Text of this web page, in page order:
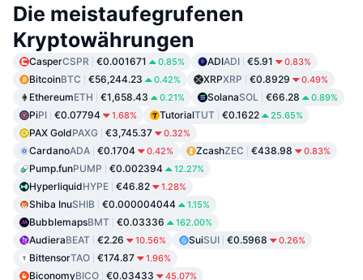
Die meistaufegrufenen
Kryptowährungen
CasperCSPR €0.001671 0.85% ADIADI €5.91 0.83%
BitcoinBTC €56,244.23 0.42% XRPXRP €0.8929 0.49%
EthereumETH €1,658.43 0.21% SolanaSOL €66.28 0.89%
PiPI €0.07794 1.68% TutorialTUT €0.1622 25.65%
PAX GoldPAXG €3,745.37 0.32%
CardanoADA €0.1704 0.42% ZcashZEC €438.98 0.83%
Pump.funPUMP €0.002394 12.27%
HyperliquidHYPE €46.82 1.28%
Shiba InuSHIB €0.000004044 1.15%
BubblemapsBMT €0.03336 162.00%
AudieraBEAT €2.26 10.56% SuiSUI €0.5968 0.26%
BittensorTAO €174.87 1.96%
BiconomyBICO €0.03433 45.07%